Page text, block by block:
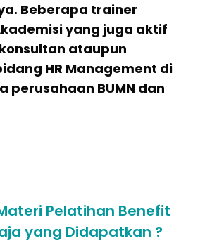
Beberapa trainer
yang juga aktif
ataupun
HR Management di
perusahaan BUMN dan
Pelatihan Benefit
yang Didapatkan ?